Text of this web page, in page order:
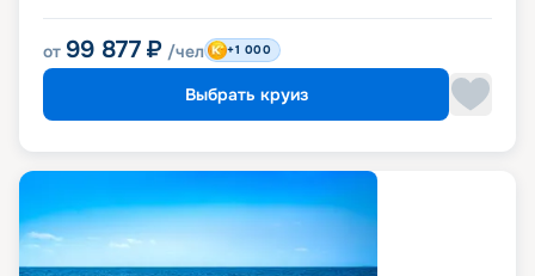
от 99 877 ₽ /чел +1 000
Выбрать круиз